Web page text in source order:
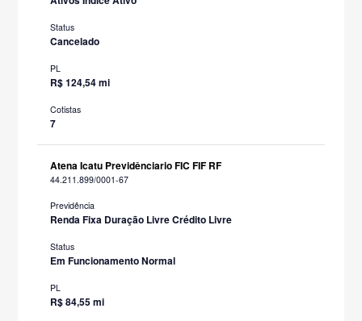
Status
Cancelado
PL
R$ 124,54 mi
Cotistas
7
Atena Icatu Previdênciario FIC FIF RF
44.211.899/0001-67
Previdência
Renda Fixa Duração Livre Crédito Livre
Status
Em Funcionamento Normal
PL
R$ 84,55 mi